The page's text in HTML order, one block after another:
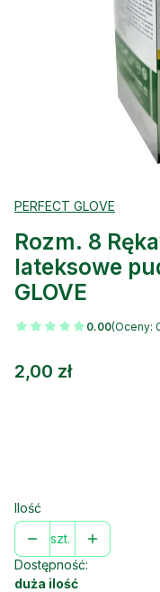
PERFECT GLOVE
Rozm. 8
lateksowe
GLOVE
0.00(Oceny:
Cena
2,00 zł
Poszczególne warianty
Ilość
szt.
Dostępność:
duża ilość